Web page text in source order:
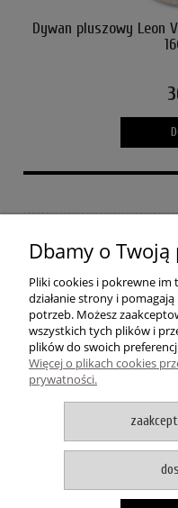
Dywan pluszowy Leon
Dywanowo| ul. 1
kujawsko-pomorskie |
pokaż
Dbamy o
Pliki cookies i pokrewne
działanie strony i
potrzeb. Możesz
wszystkich tych plików i
plików do swoich
Więcej o plikach cookies
prywatności.